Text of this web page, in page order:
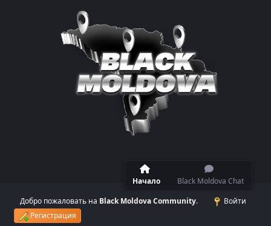
Начало
Black Moldova Chat
Добро пожаловать на Black Moldova Community.
Войти
Регистрация